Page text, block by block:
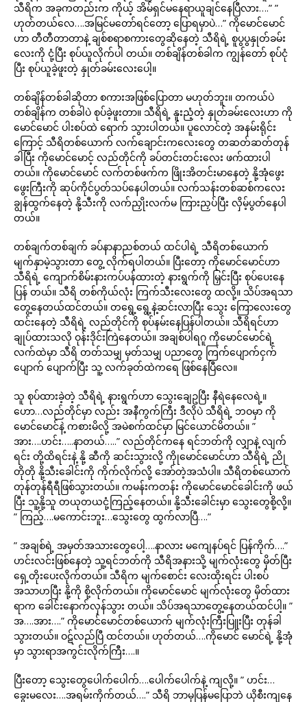
သီရိက အခုကတည်းက ကိုယ့် အိမ်ရှင်မနေရာယူချင်နေပြီလား….” ”
ဟုတ်တယ်လေ….အမြင်မတော်ရင်တော့ ပြောရမှာပဲ…” ကိုမောင်မောင်
ဟာ တီတီတာတာနဲ့ ချစ်စရာစကားတွေဆိုနေတဲ့ သီရိရဲ့ စူပွပွနှုတ်ခမ်း
လေးကို ငုံ့ပြီး စုပ်ယူလိုက်ပါ တယ်။ တစ်ချိန်တစ်ခါက ကျွန်တော် စုပ်ငုံ
ပြီး စုပ်ယူခဲ့ဖူးတဲ့ နှုတ်ခမ်းလေးပေါ့။
တစ်ချိန်တစ်ခါဆိုတာ စကားအဖြစ်ပြောတာ မဟုတ်ဘူး။ တကယ်ပဲ
တစ်ချိန်က တစ်ခါပဲ စုပ်ခဲ့ဖူးတာ။ သီရိရဲ့ နူးညံ့တဲ့ နှုတ်ခမ်းလေးဟာ ကို
မောင်မောင် ပါးစပ်ထဲ ရောက် သွားပါတယ်။ ပူလောင်တဲ့ အနမ်းရိုင်း
ကြောင့် သီရိတစ်ယောက် လက်ချောင်းကလေးတွေ တဆတ်ဆတ်တုန်
ခါပြီး ကိုမောင်မောင့် လည်တိုင်ကို ခပ်တင်းတင်းလေး ဖက်ထားပါ
တယ်။ ကိုမောင်မောင် လက်တစ်ဖက်က ဖြိုးအိတင်းမာနေတဲ့ နို့အုံဖွေး
ဖွေးကြီးကို ဆုပ်ကိုင်ပွတ်သပ်နေပါတယ်။ လက်သန်းတစ်ဆစ်ကလေး
ချွန်ထွက်နေတဲ့ နို့သီးကို လက်ညှိုးလက်မ ကြားညှပ်ပြီး လှိမ့်ပွတ်နေပါ
တယ်။
တစ်ချက်တစ်ချက် ခပ်နာနာညစ်တယ် ထင်ပါရဲ့ သီရိတစ်ယောက်
မျက်နှာမဲ့သွားတာ တွေ့ လိုက်ရပါတယ်။ ပြီးတော့ ကိုမောင်မောင်ဟာ
သီရိရဲ့ ကျောက်စိမ်းနားကပ်ပန်ထားတဲ့ နားရွက်ကို မြှင်းပြီး စုပ်ပေးနေ
ပြန် တယ်။ သီရိ တစ်ကိုယ်လုံး ကြက်သီးလေးတွေ ထလို့။ သိပ်အရသာ
တွေ့နေတယ်ထင်တယ်။ တရွေ့ရွေ့နဲ့ဆင်းလာပြီး သွေး ကြောလေးတွေ
ထင်းနေတဲ့ သီရိရဲ့ လည်တိုင်ကို စုပ်နမ်းနေပြန်ပါတယ်။ သီရိရင်ဟာ
ချုပ်ထားသလို ဝုန်းဒိုင်းကြဲနေတယ်။ အချစ်ပါရဂူ ကိုမောင်မောင်ရဲ့
လက်ထဲမှာ သီရိ တတ်သမျှ မှတ်သမျှ ပညာတွေ ကြက်ပျောက်ငှက်
ပျောက် ပျောက်ပြီး သူ့ လက်ခုတ်ထဲကရေ ဖြစ်နေပြီလေ။
သူ စုပ်ထားခဲ့တဲ့ သီရိရဲ့ နားရွက်ဟာ သွေးချေဥပြီး နီရဲနေလေရဲ့။
ဟော…လည်တိုင်မှာ လည်း အနီကွက်ကြီး ဒီလိုပဲ သီရိရဲ့ ဘဝမှာ ကို
မောင်မောင်နဲ့ ကစားမိလို့ အမဲစက်ထင်မှာ မြင်ယောင်မိတယ်။ ”
အား….ဟင်း…..နာတယ်…..” လည်တိုင်ကနေ ရင်ဘတ်ကို လျှာနဲ့ လျက်
ရင်း တို့ထိရင်းနဲ့ နို့ ဆီကို ဆင်းသွားလို့ ကိုုမောင်မောင်ဟာ သီရိရဲ့ ညို
တိုတို နို့သီးခေါင်းကို ကိုက်လိုက်လို့ အော်တဲ့အသံပါ။ သီရိတစ်ယောက်
တုန်တုန်ရီရီဖြစ်သွားတယ်။ ကမန်းကတန်း ကိုမောင်မောင်ခေါင်းကို ဖယ်
ပြီး သူ့နို့သူ တယုတယငုံ့ကြည့်နေတယ်။ နို့သီးခေါင်းမှာ သွေးတွေစို့လို့။
” ကြည့်….မကောင်းဘူး…သွေးတွေ ထွက်လာပြီ….”
” အချစ်ရဲ့ အမှတ်အသားတွေပေါ့….နာလား မကျေနပ်ရင် ပြန်ကိုက်….”
ဟင်းလင်းဖြစ်နေတဲ့ သူ့ရင်ဘတ်ကို သီရိအနားသို့ မျက်လုံးတွေ မှိတ်ပြီး
ရှေ့တိုးပေးလိုက်တယ်။ သီရိက မျက်စောင်း လေးထိုးရင်း ပါးစပ်
အသာဟပြီး နို့ကို စို့လိုက်တယ်။ ကိုမောင်မောင် မျက်လုံးတွေ မှိတ်ထား
ရာက ခေါင်းနောက်လှန်သွား တယ်။ သိပ်အရသာတွေ့နေတယ်ထင်ပါ့။ ”
အ….အား….” ကိုမောင်မောင်တစ်ယောက် မျက်လုံးကြီးပြူးပြီး တုန်ခါ
သွားတယ်။ ဝဋ်လည်ပြီ ထင်တယ်။ ဟုတ်တယ်….ကိုမောင် မောင်ရဲ့ နို့အုံ
မှာ သွားရာအကွင်းလိုက်ကြီး….။
ပြီးတော့ သွေးတွေပေါက်ပေါက်….ပေါက်ပေါက်နဲ့ ကျလို့။ ” ဟင်း…
ခွေးမလေး….အရမ်းကိုက်တယ်….” သီရိ ဘာမှပြန်မပြောဘဲ ယိုစီးကျနေ